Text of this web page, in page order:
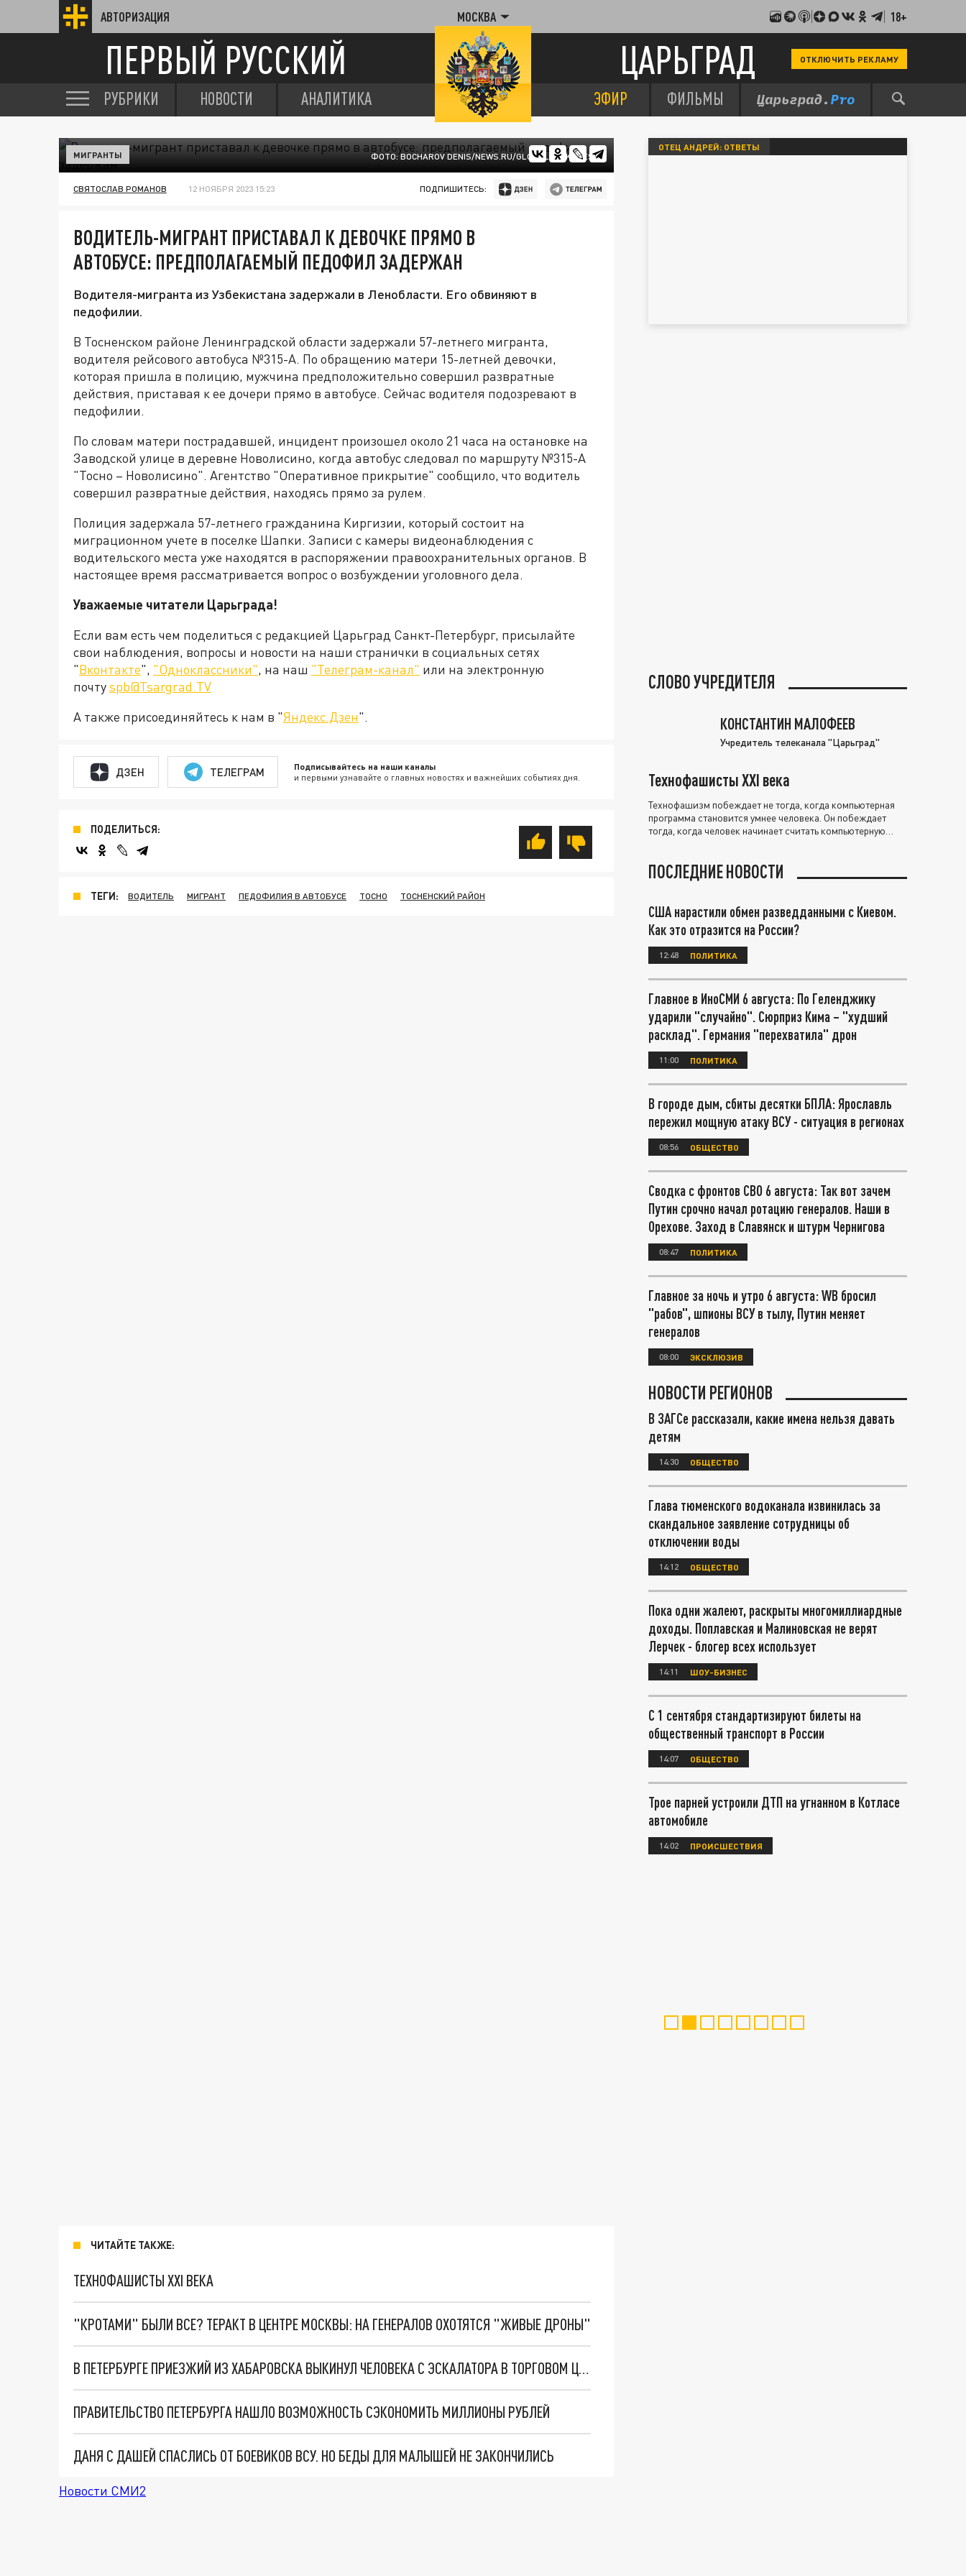
АВТОРИЗАЦИЯ МОСКВА 18+
ПЕРВЫЙ РУССКИЙ ЦАРЬГРАД ОТКЛЮЧИТЬ РЕКЛАМУ
РУБРИКИ НОВОСТИ АНАЛИТИКА ЭФИР ФИЛЬМЫ
ФОТО: BOCHAROV DENIS/NEWS.RU/GLOBALLOOKPRESS
МИГРАНТЫ
СВЯТОСЛАВ РОМАНОВ 12 НОЯБРЯ 2023 15:23 ПОДПИШИТЕСЬ:
ВОДИТЕЛЬ-МИГРАНТ ПРИСТАВАЛ К ДЕВОЧКЕ ПРЯМО В
АВТОБУСЕ: ПРЕДПОЛАГАЕМЫЙ ПЕДОФИЛ ЗАДЕРЖАН
Водителя-мигранта из Узбекистана задержали в Ленобласти. Его обвиняют в
педофилии.
В Тосненском районе Ленинградской области задержали 57-летнего мигранта,
водителя рейсового автобуса №315-А. По обращению матери 15-летней девочки,
которая пришла в полицию, мужчина предположительно совершил развратные
действия, приставая к ее дочери прямо в автобусе. Сейчас водителя подозревают в
педофилии.
По словам матери пострадавшей, инцидент произошел около 21 часа на остановке на
Заводской улице в деревне Новолисино, когда автобус следовал по маршруту №315-А
"Тосно – Новолисино". Агентство "Оперативное прикрытие" сообщило, что водитель
совершил развратные действия, находясь прямо за рулем.
Полиция задержала 57-летнего гражданина Киргизии, который состоит на
миграционном учете в поселке Шапки. Записи с камеры видеонаблюдения с
водительского места уже находятся в распоряжении правоохранительных органов. В
настоящее время рассматривается вопрос о возбуждении уголовного дела.
Уважаемые читатели Царьграда!
Если вам есть чем поделиться с редакцией Царьград Санкт-Петербург, присылайте
свои наблюдения, вопросы и новости на наши странички в социальных сетях
"Вконтакте", "Одноклассники", на наш "Телеграм-канал" или на электронную
почтуspb@Tsargrad.TV
А также присоединяйтесь к нам в "Яндекс.Дзен".
ДЗЕН ТЕЛЕГРАМ Подписывайтесь на наши каналы
и первыми узнавайте о главных новостях и важнейших событиях дня.
ПОДЕЛИТЬСЯ:
ТЕГИ: ВОДИТЕЛЬ МИГРАНТ ПЕДОФИЛИЯ В АВТОБУСЕ ТОСНО ТОСНЕНСКИЙ РАЙОН
ЧИТАЙТЕ ТАКЖЕ:
ТЕХНОФАШИСТЫ XXI ВЕКА
"КРОТАМИ" БЫЛИ ВСЕ? ТЕРАКТ В ЦЕНТРЕ МОСКВЫ: НА ГЕНЕРАЛОВ ОХОТЯТСЯ "ЖИВЫЕ ДРОНЫ"
В ПЕТЕРБУРГЕ ПРИЕЗЖИЙ ИЗ ХАБАРОВСКА ВЫКИНУЛ ЧЕЛОВЕКА С ЭСКАЛАТОРА В ТОРГОВОМ ЦЕНТРЕ
ПРАВИТЕЛЬСТВО ПЕТЕРБУРГА НАШЛО ВОЗМОЖНОСТЬ СЭКОНОМИТЬ МИЛЛИОНЫ РУБЛЕЙ
ДАНЯ С ДАШЕЙ СПАСЛИСЬ ОТ БОЕВИКОВ ВСУ. НО БЕДЫ ДЛЯ МАЛЫШЕЙ НЕ ЗАКОНЧИЛИСЬ
Новости СМИ2
ОТЕЦ АНДРЕЙ: ОТВЕТЫ
СЛОВО УЧРЕДИТЕЛЯ
КОНСТАНТИН МАЛОФЕЕВ
Учредитель телеканала "Царьград"
Технофашисты XXI века
Технофашизм побеждает не тогда, когда компьютерная
программа становится умнее человека. Он побеждает
тогда, когда человек начинает считать компьютерную
ПОСЛЕДНИЕ НОВОСТИ
США нарастили обмен разведданными с Киевом.
Как это отразится на России?
12:48 ПОЛИТИКА
Главное в ИноСМИ 6 августа: По Геленджику
ударили "случайно". Сюрприз Кима – "худший
расклад". Германия "перехватила" дрон
11:00 ПОЛИТИКА
В городе дым, сбиты десятки БПЛА: Ярославль
пережил мощную атаку ВСУ - ситуация в регионах
08:56 ОБЩЕСТВО
Сводка с фронтов СВО 6 августа: Так вот зачем
Путин срочно начал ротацию генералов. Наши в
Орехове. Заход в Славянск и штурм Чернигова
08:47 ПОЛИТИКА
Главное за ночь и утро 6 августа: WB бросил
"рабов", шпионы ВСУ в тылу, Путин меняет
генералов
08:00 ЭКСКЛЮЗИВ
НОВОСТИ РЕГИОНОВ
В ЗАГСе рассказали, какие имена нельзя давать
детям
14:30 ОБЩЕСТВО
Глава тюменского водоканала извинилась за
скандальное заявление сотрудницы об
отключении воды
14:12 ОБЩЕСТВО
Пока одни жалеют, раскрыты многомиллиардные
доходы. Поплавская и Малиновская не верят
Лерчек - блогер всех использует
14:11 ШОУ-БИЗНЕС
С 1 сентября стандартизируют билеты на
общественный транспорт в России
14:07 ОБЩЕСТВО
Трое парней устроили ДТП на угнанном в Котласе
автомобиле
14:02 ПРОИСШЕСТВИЯ